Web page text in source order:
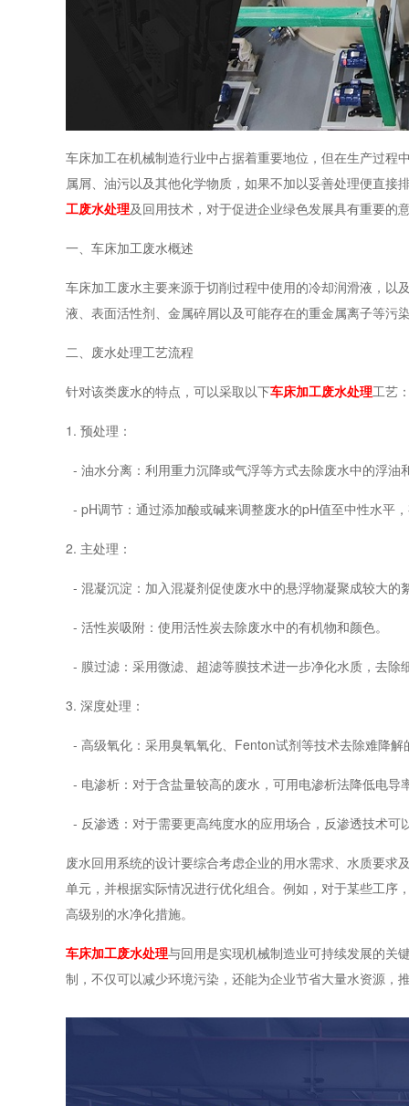
车床加工在机械制造行业中占据着重要地位，但在生产过
属屑、油污以及其他化学物质，如果不加以妥善处理便直
工废水处理及回用技术，对于促进企业绿色发展具有重要的
一、车床加工废水概述
车床加工废水主要来源于切削过程中使用的冷却润滑液，
液、表面活性剂、金属碎屑以及可能存在的重金属离子等污
二、废水处理工艺流程
针对该类废水的特点，可以采取以下车床加工废水处理工艺
1. 预处理：
- 油水分离：利用重力沉降或气浮等方式去除废水中的浮油
- pH调节：通过添加酸或碱来调整废水的pH值至中性水平
2. 主处理：
- 混凝沉淀：加入混凝剂促使废水中的悬浮物凝聚成较大的
- 活性炭吸附：使用活性炭去除废水中的有机物和颜色。
- 膜过滤：采用微滤、超滤等膜技术进一步净化水质，去除
3. 深度处理：
- 高级氧化：采用臭氧氧化、Fenton试剂等技术去除难降解
- 电渗析：对于含盐量较高的废水，可用电渗析法降低电导
- 反渗透：对于需要更高纯度水的应用场合，反渗透技术可
废水回用系统的设计要综合考虑企业的用水需求、水质要
单元，并根据实际情况进行优化组合。例如，对于某些工
高级别的水净化措施。
车床加工废水处理与回用是实现机械制造业可持续发展的关
制，不仅可以减少环境污染，还能为企业节省大量水资源，